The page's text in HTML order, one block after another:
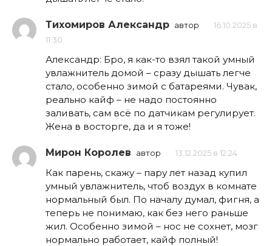
Тихомиров Александр автор
16.10.2025 в
11:30
Александр: Бро, я как-то взял такой умный
увлажнитель домой – сразу дышать легче
стало, особенно зимой с батареями. Чувак,
реально кайф – не надо постоянно
заливать, сам всё по датчикам регулирует.
Жена в восторге, да и я тоже!
Мирон Королев автор 13.12.2025 в 12:24
Как парень, скажу – пару лет назад купил
умный увлажнитель, чтоб воздух в комнате
нормальный был. По началу думал, фигня, а
теперь не понимаю, как без него раньше
жил. Особенно зимой – нос не сохнет, мозг
нормально работает, кайф полный!